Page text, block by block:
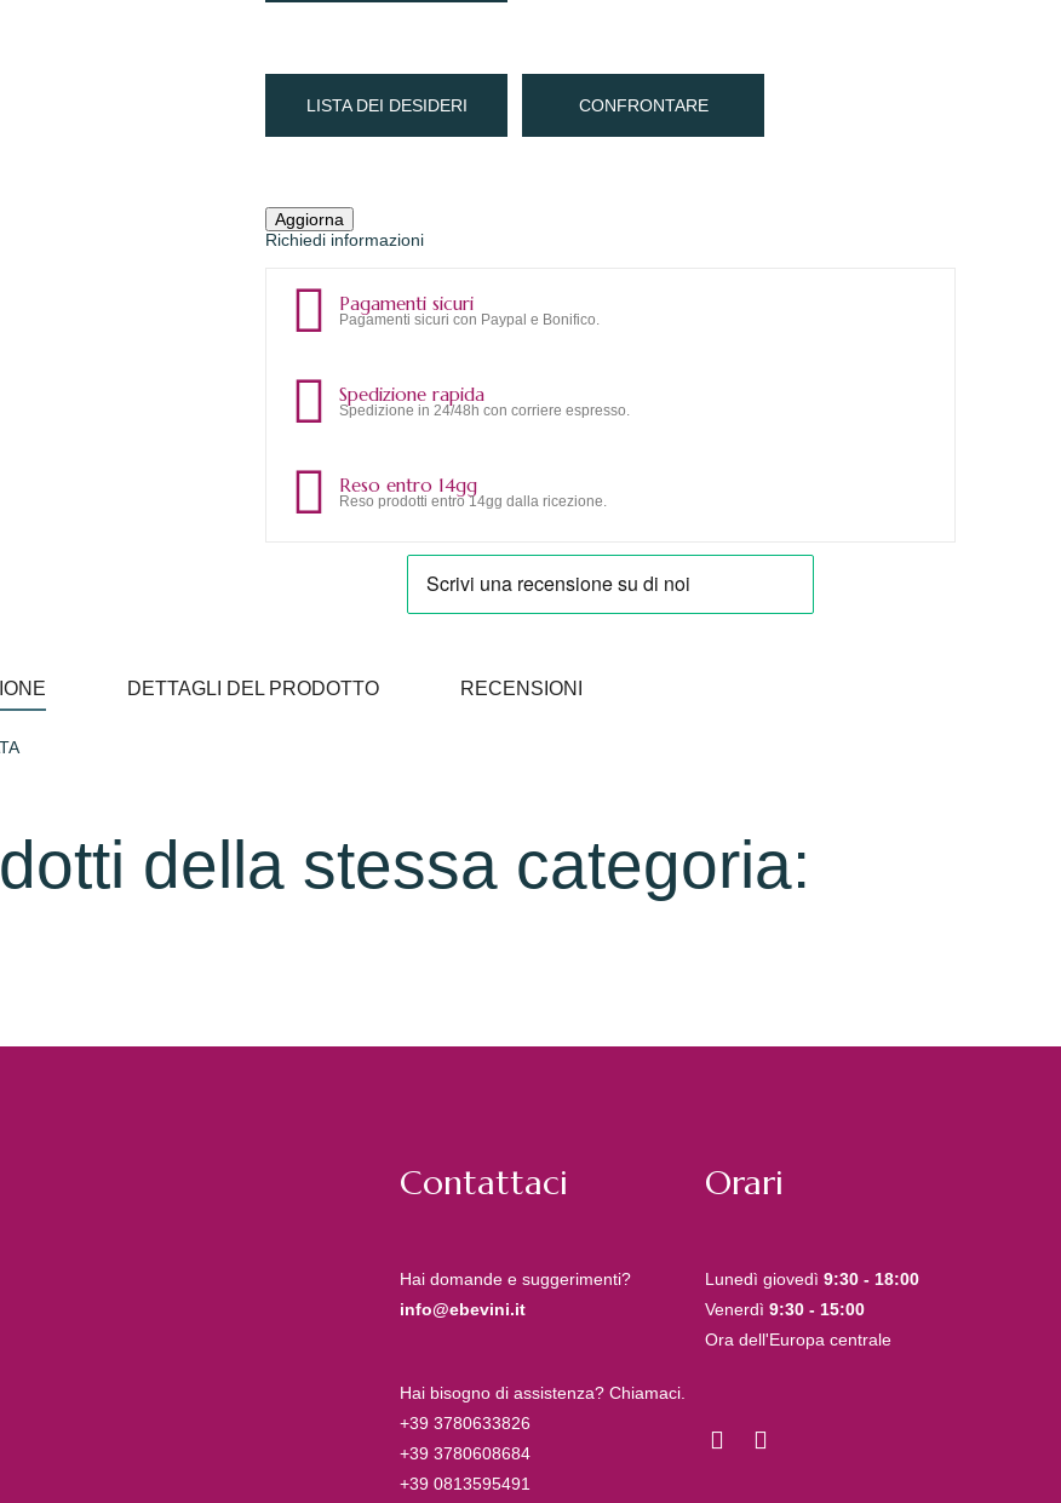
LISTA DEI DESIDERI CONFRONTARE
Richiedi informazioni
Pagamenti sicuri
Pagamenti sicuri con Paypal e Bonifico.
Spedizione rapida
Spedizione in 24/48h con corriere espresso.
Reso entro 14gg
Reso prodotti entro 14gg dalla ricezione.
DETTAGLI DEL PRODOTTO RECENSIONI
della stessa categoria:
Contattaci
Hai domande e suggerimenti?
info@ebevini.it
Hai bisogno di assistenza? Chiamaci.
+39 3780633826
+39 3780608684
+39 0813595491
Orari
Lunedì giovedì 9:30 - 18:00
Venerdì 9:30 - 15:00
Ora dell'Europa centrale